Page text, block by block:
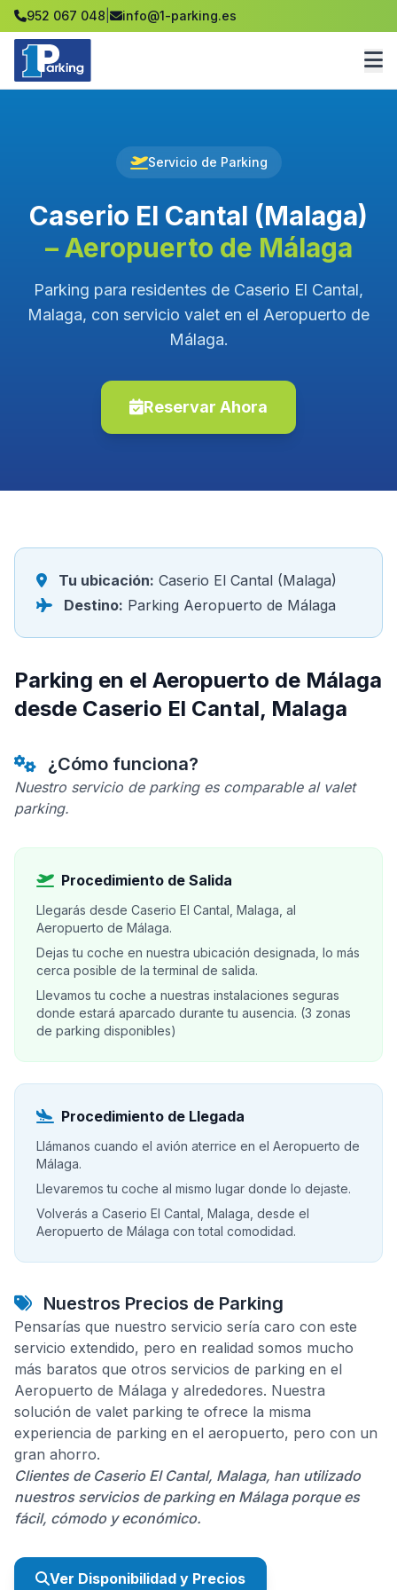
952 067 048 info@1-parking.es
Servicio de Parking
Caserio El Cantal (Malaga)
– Aeropuerto de Málaga
Parking para residentes de Caserio El Cantal,
Malaga, con servicio valet en el Aeropuerto de
Málaga.
Reservar Ahora
Tu ubicación: Caserio El Cantal (Malaga)
Destino: Parking Aeropuerto de Málaga
Parking en el Aeropuerto de Málaga
desde Caserio El Cantal, Malaga
¿Cómo funciona?
Nuestro servicio de parking es comparable al valet
parking.
Procedimiento de Salida
Llegarás desde Caserio El Cantal, Malaga, al
Aeropuerto de Málaga.
Dejas tu coche en nuestra ubicación designada, lo más
cerca posible de la terminal de salida.
Llevamos tu coche a nuestras instalaciones seguras
donde estará aparcado durante tu ausencia. (3 zonas
de parking disponibles)
Procedimiento de Llegada
Llámanos cuando el avión aterrice en el Aeropuerto de
Málaga.
Llevaremos tu coche al mismo lugar donde lo dejaste.
Volverás a Caserio El Cantal, Malaga, desde el
Aeropuerto de Málaga con total comodidad.
Nuestros Precios de Parking
Pensarías que nuestro servicio sería caro con este
servicio extendido, pero en realidad somos mucho
más baratos que otros servicios de parking en el
Aeropuerto de Málaga y alrededores. Nuestra
solución de valet parking te ofrece la misma
experiencia de parking en el aeropuerto, pero con un
gran ahorro.
Clientes de Caserio El Cantal, Malaga, han utilizado
nuestros servicios de parking en Málaga porque es
fácil, cómodo y económico.
Ver Disponibilidad y Precios